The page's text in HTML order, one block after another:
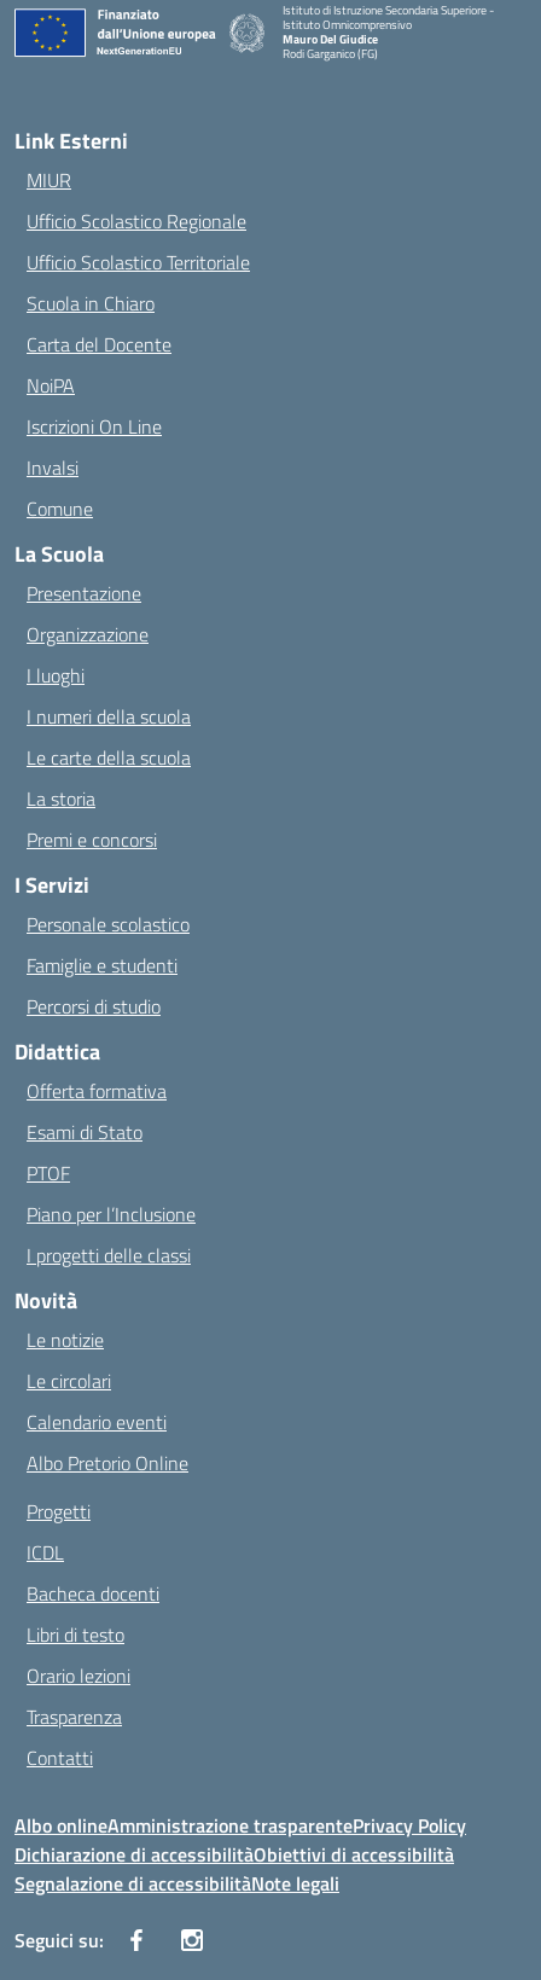
Istituto di Istruzione Secondaria Superiore -
Istituto Omnicomprensivo
Mauro Del Giudice
Rodi Garganico (FG)
— Visita la pagina iniziale della scuola
Link Esterni
MIUR
Ufficio Scolastico Regionale
Ufficio Scolastico Territoriale
Scuola in Chiaro
Carta del Docente
NoiPA
Iscrizioni On Line
Invalsi
Comune
La Scuola
Presentazione
Organizzazione
I luoghi
I numeri della scuola
Le carte della scuola
La storia
Premi e concorsi
I Servizi
Personale scolastico
Famiglie e studenti
Percorsi di studio
Didattica
Offerta formativa
Esami di Stato
PTOF
Piano per l’Inclusione
I progetti delle classi
Novità
Le notizie
Le circolari
Calendario eventi
Albo Pretorio Online
Progetti
ICDL
Bacheca docenti
Libri di testo
Orario lezioni
Trasparenza
Contatti
Albo onlineAmministrazione trasparentePrivacy Policy
Dichiarazione di accessibilitàObiettivi di accessibilità
Segnalazione di accessibilitàNote legali
Seguici su: